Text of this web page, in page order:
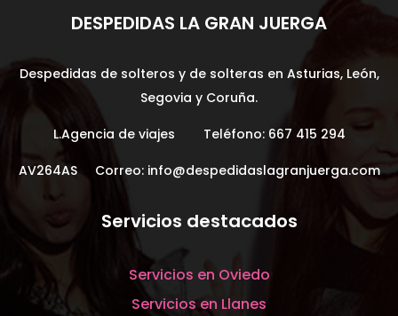
DESPEDIDAS LA GRAN JUERGA
Despedidas de solteros y de solteras en Asturias, León,
Segovia y Coruña.
L.Agencia de viajes Teléfono: 667 415 294
AV264AS Correo: info@despedidaslagranjuerga.com
Servicios destacados
Servicios en Oviedo
Servicios en Llanes